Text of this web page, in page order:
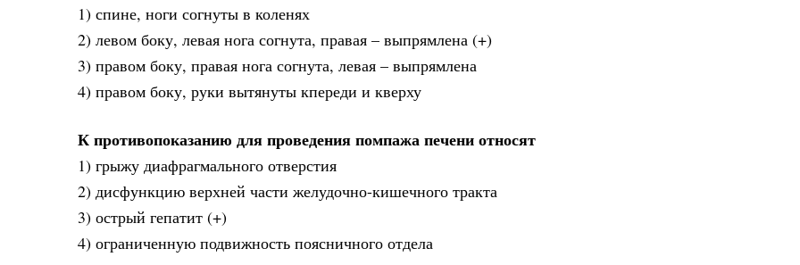
1) спине, ноги согнуты в коленях
2) левом боку, левая нога согнута, правая – выпрямлена (+)
3) правом боку, правая нога согнута, левая – выпрямлена
4) правом боку, руки вытянуты кпереди и кверху
К противопоказанию для проведения помпажа печени относят
1) грыжу диафрагмального отверстия
2) дисфункцию верхней части желудочно-кишечного тракта
3) острый гепатит (+)
4) ограниченную подвижность поясничного отдела